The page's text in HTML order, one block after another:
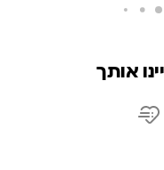
אותך